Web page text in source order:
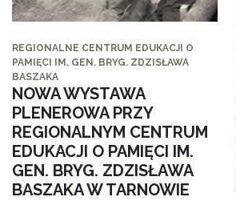
REGIONALNE CENTRUM EDUKACJI O
PAMIĘCI IM. GEN. BRYG. ZDZISŁAWA
BASZAKA
NOWA WYSTAWA
PLENEROWA PRZY
REGIONALNYM CENTRUM
EDUKACJI O PAMIĘCI IM.
GEN. BRYG. ZDZISŁAWA
BASZAKA W TARNOWIE